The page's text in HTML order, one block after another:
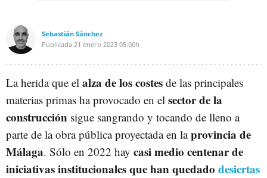
Sebastián Sánchez
Publicada 21 enero 2023 05:00h
La herida que el alza de los costes de las principales
materias primas ha provocado en el sector de la
construcción sigue sangrando y tocando de lleno a
parte de la obra pública proyectada en laprovincia de
Málaga. Sólo en 2022 hay casi medio centenar de
iniciativas institucionales que han quedado desiertas